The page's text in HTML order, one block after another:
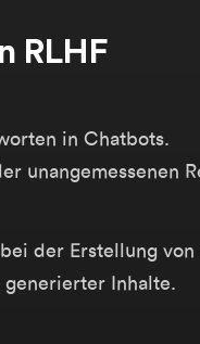
RLHF
in Chatbots.
unangemessenen
der Erstellung
Inhalte.